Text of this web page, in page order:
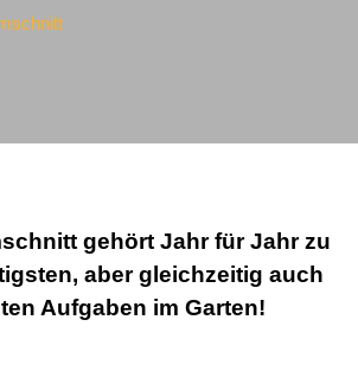
gehört Jahr für Jahr zu
aber gleichzeitig auch
Aufgaben im Garten!